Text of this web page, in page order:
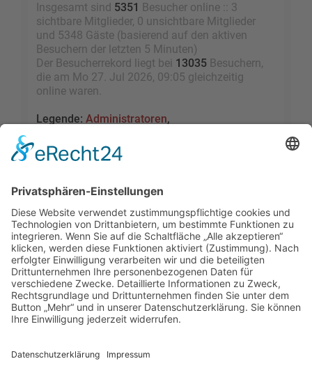
Insgesamt sind 5351 Besucher online :: 3
sichtbare Mitglieder, 0 unsichtbare Mitglieder
und 5348 Gäste (basierend auf den aktiven
Besuchern der letzten 5 Minuten)
Der Besucherrekord liegt bei 13035 Besuchern,
die am Mo 27. Jul 2026, 09:05 gleichzeitig
online waren.
Legende: Administratoren,
Kürzlich registrierte Benutzer
Beiträge insgesamt
109457
• Themen insgesamt
9528• Mitglieder insgesamt2455• Unser
neuestes Mitglied:sky1005